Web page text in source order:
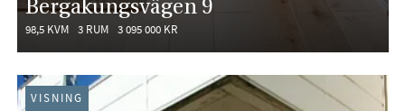
Bergakungsvägen 9
98,5 KVM 3 RUM 3 095 000 KR
VISNING